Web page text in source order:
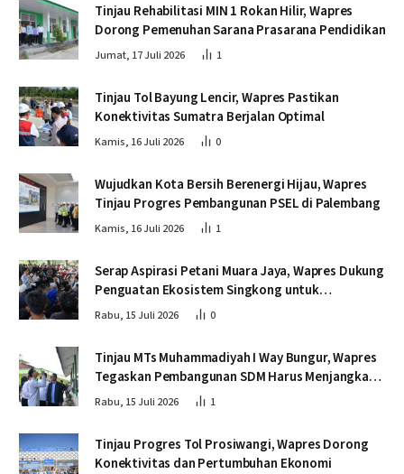
Tinjau Rehabilitasi MIN 1 Rokan Hilir, Wapres
Dorong Pemenuhan Sarana Prasarana Pendidikan
Jumat, 17 Juli 2026 1
Tinjau Tol Bayung Lencir, Wapres Pastikan
Konektivitas Sumatra Berjalan Optimal
Kamis, 16 Juli 2026 0
Wujudkan Kota Bersih Berenergi Hijau, Wapres
Tinjau Progres Pembangunan PSEL di Palembang
Kamis, 16 Juli 2026 1
Serap Aspirasi Petani Muara Jaya, Wapres Dukung
Penguatan Ekosistem Singkong untuk
Swasembada Pangan
Rabu, 15 Juli 2026 0
Tinjau MTs Muhammadiyah I Way Bungur, Wapres
Tegaskan Pembangunan SDM Harus Menjangkau
Seluruh Sekolah
Rabu, 15 Juli 2026 1
Tinjau Progres Tol Prosiwangi, Wapres Dorong
Konektivitas dan Pertumbuhan Ekonomi